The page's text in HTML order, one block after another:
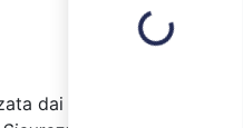
dai docenti durante
Loading...